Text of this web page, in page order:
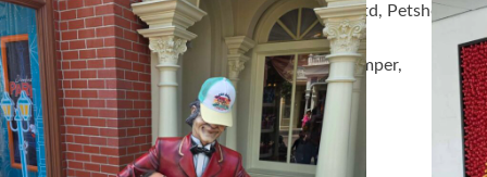
Avis, Νινεμία Resort, Water Inn ΕΠΕ, Aquard Ltd, Petshop
γαβ και νιαου, Ευζην , Μεταφορές Πανεβοϊκή,
Ζαχαροπλαστείο Κ. Μαντέσκας, Alouette, Stamper,
Accessorise, Zara, Ανεμώνη, Pizza Fan.